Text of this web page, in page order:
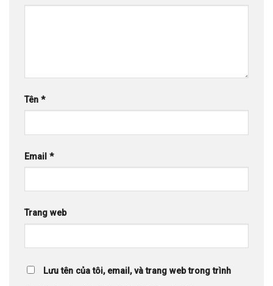
Tên *
Email *
Trang web
Lưu tên của tôi, email, và trang web trong trình